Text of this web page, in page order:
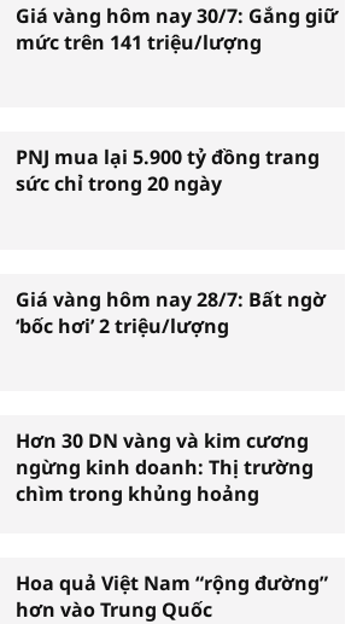
Giá vàng hôm nay 30/7: Gắng giữ
mức trên 141 triệu/lượng
PNJ mua lại 5.900 tỷ đồng trang
sức chỉ trong 20 ngày
Giá vàng hôm nay 28/7: Bất ngờ
‘bốc hơi’ 2 triệu/lượng
Hơn 30 DN vàng và kim cương
ngừng kinh doanh: Thị trường
chìm trong khủng hoảng
Hoa quả Việt Nam “rộng đường”
hơn vào Trung Quốc